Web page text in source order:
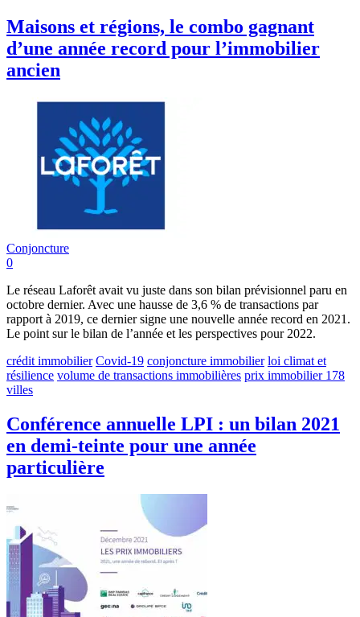
Maisons et régions, le combo gagnant
d’une année record pour l’immobilier
ancien
Conjoncture
0
Le réseau Laforêt avait vu juste dans son bilan prévisionnel paru en
octobre dernier. Avec une hausse de 3,6 % de transactions par
rapport à 2019, ce dernier signe une nouvelle année record en 2021.
Le point sur le bilan de l’année et les perspectives pour 2022.
crédit immobilier Covid-19 conjoncture immobilier loi climat et
résilience volume de transactions immobilières prix immobilier 178
villes
Conférence annuelle LPI : un bilan 2021
en demi-teinte pour une année
particulière